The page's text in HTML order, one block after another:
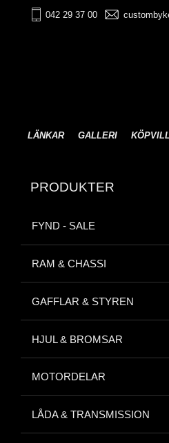
042 29 37 00
LÄNKAR GALLERI
PRODUKTER
FYND - SALE
RAM & CHASSI
GAFFLAR & STYREN
HJUL & BROMSAR
MOTORDELAR
LÅDA & TRANSMISSION